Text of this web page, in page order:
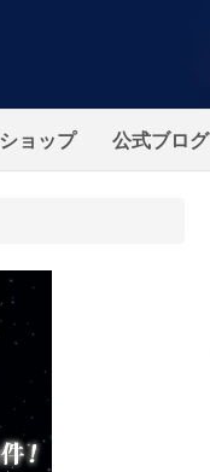
ショップ 公式ブログ